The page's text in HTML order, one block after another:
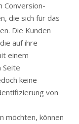
Conversion-
die sich für das
Die Kunden
auf ihre
einem
Seite
keine
von
möchten, können